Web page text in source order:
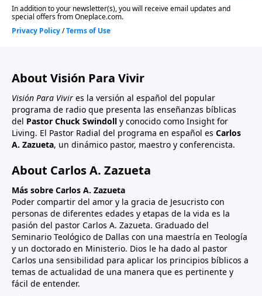
About Visión Para Vivir
Visión Para Vivir es la versión al español del popular
programa de radio que presenta las enseñanzas bíblicas
del Pastor Chuck Swindoll y conocido como Insight for
Living. El Pastor Radial del programa en español es Carlos
A. Zazueta, un dinámico pastor, maestro y conferencista.
About Carlos A. Zazueta
Más sobre Carlos A. Zazueta
Poder compartir del amor y la gracia de Jesucristo con
personas de diferentes edades y etapas de la vida es la
pasión del pastor Carlos A. Zazueta. Graduado del
Seminario Teológico de Dallas con una maestría en Teología
y un doctorado en Ministerio. Dios le ha dado al pastor
Carlos una sensibilidad para aplicar los principios bíblicos a
temas de actualidad de una manera que es pertinente y
fácil de entender.